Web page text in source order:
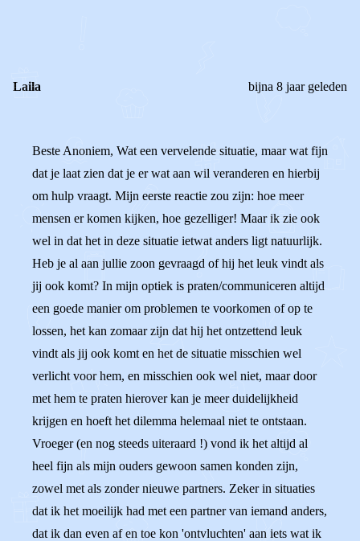
Laila bijna 8 jaar geleden
Beste Anoniem, Wat een vervelende situatie, maar wat fijn
dat je laat zien dat je er wat aan wil veranderen en hierbij
om hulp vraagt. Mijn eerste reactie zou zijn: hoe meer
mensen er komen kijken, hoe gezelliger! Maar ik zie ook
wel in dat het in deze situatie ietwat anders ligt natuurlijk.
Heb je al aan jullie zoon gevraagd of hij het leuk vindt als
jij ook komt? In mijn optiek is praten/communiceren altijd
een goede manier om problemen te voorkomen of op te
lossen, het kan zomaar zijn dat hij het ontzettend leuk
vindt als jij ook komt en het de situatie misschien wel
verlicht voor hem, en misschien ook wel niet, maar door
met hem te praten hierover kan je meer duidelijkheid
krijgen en hoeft het dilemma helemaal niet te ontstaan.
Vroeger (en nog steeds uiteraard !) vond ik het altijd al
heel fijn als mijn ouders gewoon samen konden zijn,
zowel met als zonder nieuwe partners. Zeker in situaties
dat ik het moeilijk had met een partner van iemand anders,
dat ik dan even af en toe kon 'ontvluchten' aan iets wat ik